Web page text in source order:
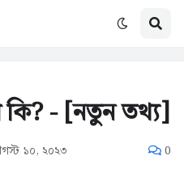
- [নতুন তথ্য]
১০, ২০২৩ 0